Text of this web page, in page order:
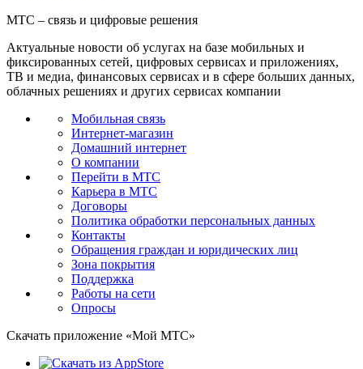
МТС – связь и цифровые решения
Актуальные новости об услугах на базе мобильных и
фиксированных сетей, цифровых сервисах и приложениях,
ТВ и медиа, финансовых сервисах и в сфере больших данных,
облачных решениях и других сервисах компании
Мобильная связь
Интернет-магазин
Домашний интернет
О компании
Перейти в МТС
Карьера в МТС
Договоры
Политика обработки персональных данных
Контакты
Обращения граждан и юридических лиц
Зона покрытия
Поддержка
Работы на сети
Опросы
Скачать приложение «Мой МТС»